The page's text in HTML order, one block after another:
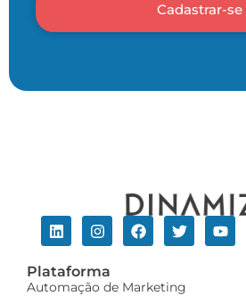
Cadastrar-se
Plataforma
Automação de Marketing